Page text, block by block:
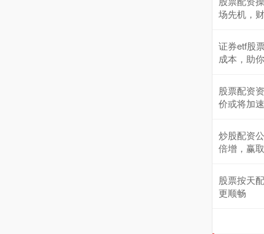
场先机，
证券etf股
成本，助
股票配资
价或将加
炒股配资
倍增，赢
股票按天
更顺畅